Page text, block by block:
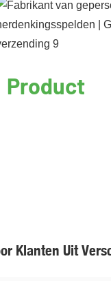
Product
Klanten Uit